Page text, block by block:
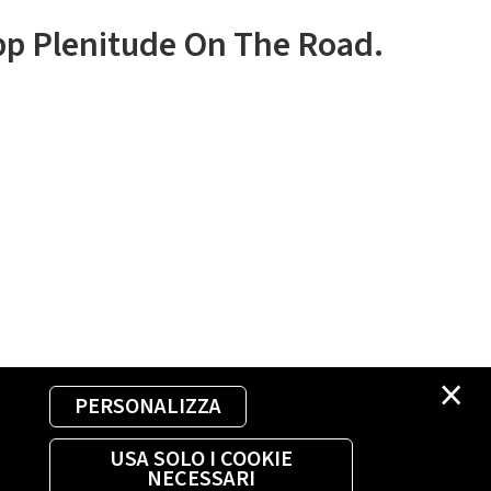
×
PERSONALIZZA
USA SOLO I COOKIE
NECESSARI
Plenitude On The Road.